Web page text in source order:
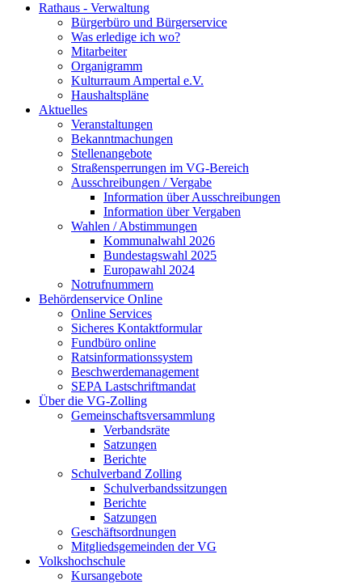
Rathaus - Verwaltung
Bürgerbüro und Bürgerservice
Was erledige ich wo?
Mitarbeiter
Organigramm
Kulturraum Ampertal e.V.
Haushaltspläne
Aktuelles
Veranstaltungen
Bekanntmachungen
Stellenangebote
Straßensperrungen im VG-Bereich
Ausschreibungen / Vergabe
Information über Ausschreibungen
Information über Vergaben
Wahlen / Abstimmungen
Kommunalwahl 2026
Bundestagswahl 2025
Europawahl 2024
Notrufnummern
Behördenservice Online
Online Services
Sicheres Kontaktformular
Fundbüro online
Ratsinformationssystem
Beschwerdemanagement
SEPA Lastschriftmandat
Über die VG-Zolling
Gemeinschaftsversammlung
Verbandsräte
Satzungen
Berichte
Schulverband Zolling
Schulverbandssitzungen
Berichte
Satzungen
Geschäftsordnungen
Mitgliedsgemeinden der VG
Volkshochschule
Kursangebote